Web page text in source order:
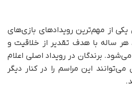
از مهم‌ترین رویدادهای بازی‌های
ساله با هدف تقدیر از خلاقیت و
می‌شود. برندگان در رویداد اصلی اعلام
این مراسم را در کنار دیگر